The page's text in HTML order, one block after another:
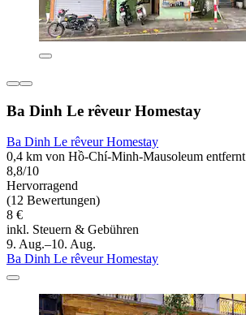
Ba Dinh Le rêveur Homestay
Ba Dinh Le rêveur Homestay
0,4 km von Hồ-Chí-Minh-Mausoleum entfernt
8,8/10
Hervorragend
(12 Bewertungen)
8 €
inkl. Steuern & Gebühren
9. Aug.–10. Aug.
Ba Dinh Le rêveur Homestay